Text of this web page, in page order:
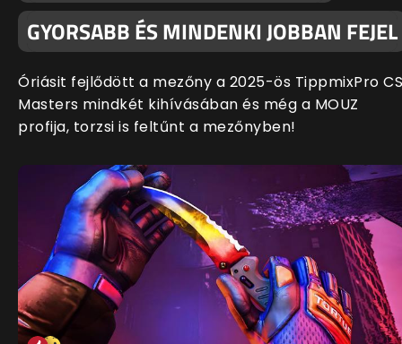
GYORSABB ÉS MINDENKI JOBBAN FEJEL
Óriásit fejlődött a mezőny a 2025-ös TippmixPro
Masters mindkét kihívásában és még a MOUZ
profija, torzsi is feltűnt a mezőnyben!